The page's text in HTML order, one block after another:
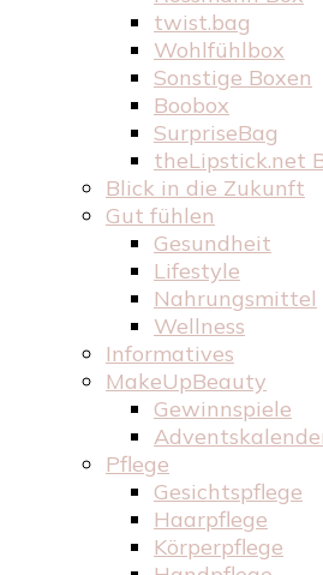
twist.bag
Wohlfühlbox
Sonstige Boxen
Boobox
SurpriseBag
theLipstick.net
Blick in die Zukunft
Gut fühlen
Gesundheit
Lifestyle
Nahrungsmittel
Wellness
Informatives
MakeUpBeauty
Gewinnspiele
Pflege
Gesichtspflege
Haarpflege
Körperpflege